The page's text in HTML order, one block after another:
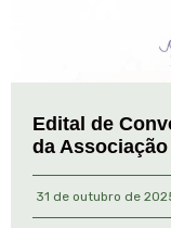
Edital de
da
31 de outubro de